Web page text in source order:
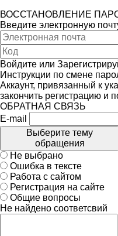
ВОССТАНОВЛЕНИЕ
Введите электронную
Войдите или
Инструкции по смене
Аккаунт, привязанный к
закончить регистрацию и
ОБРАТНАЯ СВЯЗЬ
E-mail
Выберите тему
обращения
Не выбрано
Ошибка в тексте
Работа с сайтом
Регистрация на сайте
Общие вопросы
Не найдено соответсвий